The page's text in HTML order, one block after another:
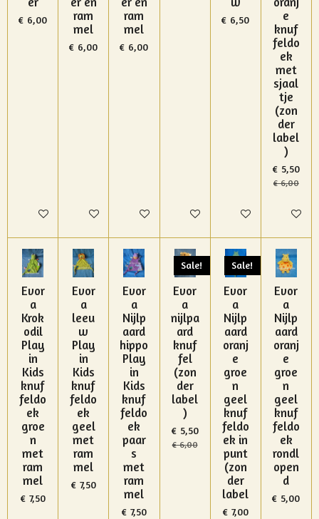
€ 6,00
In winkelwagen
ram
mel
€ 6,00
In winkelwagen
ram
mel
€ 6,00
In winkelwagenIn winkelwagen
€ 6,50
In winkelwagen
e
knuf
feldo
ek
met
sjaal
tje
(zon
der
label
)
€ 5,50
€ 6,00
In
Evor
a
Krok
odil
Play
in
Kids
knuf
feldo
ek
groe
n
met
ram
mel
€ 7,50
Evor
a
leeu
w
Play
in
Kids
knuf
feldo
ek
geel
met
ram
mel
€ 7,50
Evor
a
Nijlp
aard
hippo
Play
in
Kids
knuf
feldo
ek
paar
s
met
ram
mel
€ 7,50
Sale!
Evor
a
nijlpa
ard
knuf
fel
(zon
der
label
)
€ 5,50
€ 6,00
Sale!
Evor
a
Nijlp
aard
oranj
e
groe
n
geel
knuf
feldo
ek in
punt
(zon
der
label
€ 7,00
Evor
a
Nijlp
aard
oranj
e
groe
n
geel
knuf
feldo
ek
rondl
open
d
€ 5,00